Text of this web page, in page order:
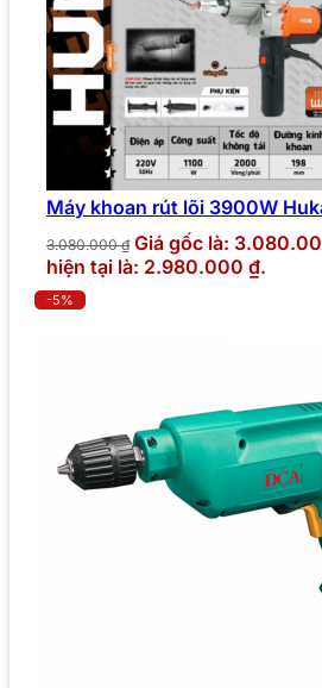
Máy khoan rút lõi 3900W
3.080.000₫ Giá gốc là:
hiện tại là: 2.980.000 ₫.
-5%